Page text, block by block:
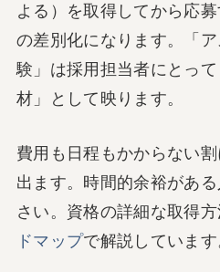
よる）を取得してから応
の差別化になります。「
験」は採用担当者にとっ
材」として映ります。
費用も日程もかからない
出ます。時間的余裕があ
さい。資格の詳細な取得
ドマップで解説しています